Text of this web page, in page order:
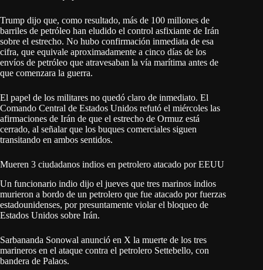
Trump dijo que, como resultado, más de 100 millones de
barriles de petróleo han eludido el control asfixiante de Irán
sobre el estrecho. No hubo confirmación inmediata de esa
cifra, que equivale aproximadamente a cinco días de los
envíos de petróleo que atravesaban la vía marítima antes de
que comenzara la guerra.
El papel de los militares no quedó claro de inmediato. El
Comando Central de Estados Unidos refutó el miércoles las
afirmaciones de Irán de que el estrecho de Ormuz está
cerrado, al señalar que los buques comerciales siguen
transitando en ambos sentidos.
Mueren 3 ciudadanos indios en petrolero atacado por EEUU
Un funcionario indio dijo el jueves que tres marinos indios
murieron a bordo de un petrolero que fue atacado por fuerzas
estadounidenses, por presuntamente violar el bloqueo de
Estados Unidos sobre Irán.
Sarbananda Sonowal anunció en X la muerte de los tres
marineros en el ataque contra el petrolero Settebello, con
bandera de Palaos.